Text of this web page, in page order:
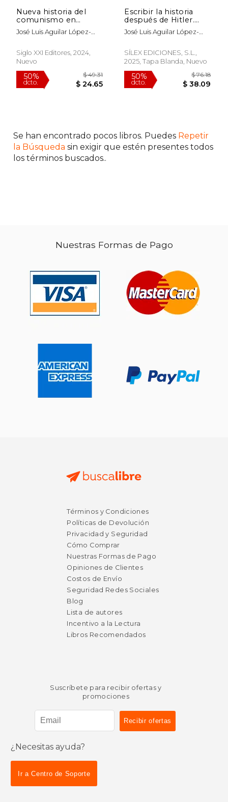
Nueva historia del
comunismo en
Europa del Este
José Luis Aguilar López-
Siglo XXI Editores, 2024,
Nuevo
50%
dcto.
$ 49.31
$ 24.65
Escribir la historia
después de Hitler.
Historiografía y
política en Alemania
José Luis Aguilar López-
SÍLEX EDICIONES, S.L.,
2025, Tapa Blanda, Nuevo
50% $
Se han encontrado pocos libros. Puedes Repetir
la Búsqueda sin exigir que estén presentes todos
los términos buscados..
Nuestras Formas de Pago
Términos y Condiciones
Políticas de Devolución
Privacidad y Seguridad
Cómo Comprar
Nuestras Formas de Pago
Opiniones de Clientes
Costos de Envío
Seguridad Redes Sociales
Blog
Lista de autores
Incentivo a la Lectura
Libros Recomendados
Suscríbete para recibir ofertas y
promociones
¿Necesitas ayuda?
Ir a Centro de Soporte